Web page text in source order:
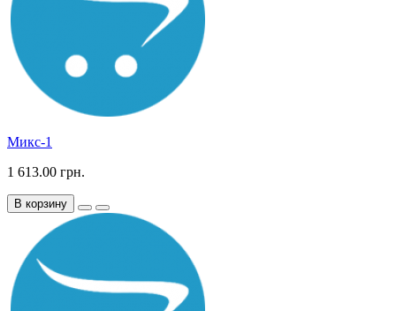
Микс-1
1 613.00 грн.
В корзину